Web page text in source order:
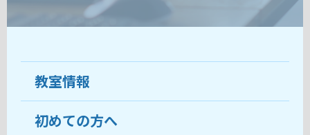
教室情報
教室について
初めての方へ